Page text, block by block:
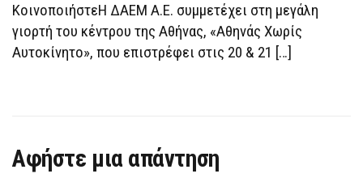
ΜΕΤΑΚΊΝΗΣΗ
ΣΕ
ΜΊΑ
ΧΩΡΊΣ
ΚοινοποιήστεΗ ΔΑΕΜ Α.Ε. συμμετέχει στη μεγάλη
γιορτή του κέντρου της Αθήνας, «Αθηνάς Χωρίς
Αυτοκίνητο», που επιστρέφει στις 20 & 21 […]
Αφήστε μια απάντηση